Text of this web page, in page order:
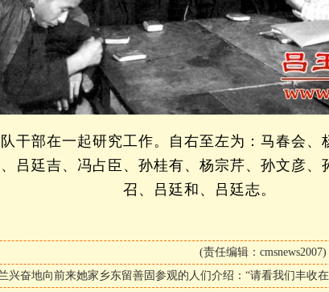
干部在一起研究工作。自右至左为：马春会、
吕廷吉、冯占臣、孙桂有、杨宗芹、孙文彦、
召、吕廷和、吕廷志。
(责任编辑：cmsnews2007)
兴奋地向前来她家乡东留善固参观的人们介绍：“请看我们丰收